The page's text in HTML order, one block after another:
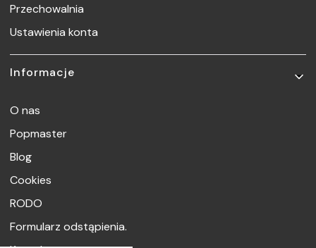
Przechowalnia
Ustawienia konta
Informacje
O nas
Popmaster
Blog
Cookies
RODO
Formularz odstąpienia.